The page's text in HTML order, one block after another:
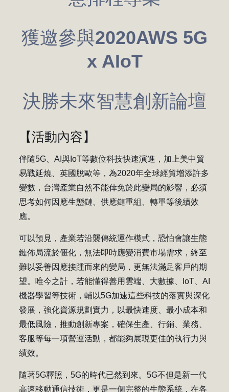
獲邀參與2020AWS 5G
x AIoT
決勝未來智慧創新論壇
【活動內容】
伴隨5G、AI與IoT等數位科技快速演進，加上美中貿
易戰延燒、英國脫歐等，為2020年全球經貿增添許多
變數，台灣產業自然不能倖免於此變局的影響，必須
思考如何因應生態鏈、供應鏈重組、轉單等後續效
應。
可以預見，產業若沿襲傳統運作模式，恐怕會讓生態
鏈佈局流於僵化，無法即時應變消費市場需求，終至
難以妥善因應接踵而來的變局，更無法滿足客戶的期
望。唯今之計，若能懂得善用雲端、大數據、IoT、AI
機器學習等技術，輔以5G加速這些科技的落實與深化
發展，強化資源規劃實力，以最快速度、最小成本和
最低風險，推動創新專案，確保生產、行銷、業務、
客服等每一項營運活動，都能夠展現更佳的執行力與
績效。
隨著5G釋照，5G的時代已然到來。5G不但是新一代
高速移動通信技術，更是一個完整的生態系統，在各